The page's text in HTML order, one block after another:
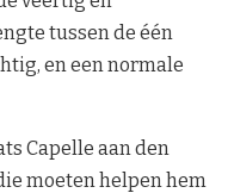
tussen de één
en een normale
Capelle aan den
moeten helpen hem